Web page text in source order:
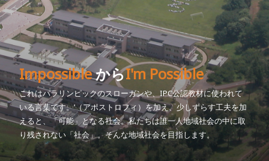
ImpossibleからI'm Possible
これはパラリンピックのスローガンや、IPC公認教材に使われて
いる言葉です。’（アポストロフィ）を加え、少しずらす工夫を加
えると、「可能」となる社会。私たちは誰一人地域社会の中に取
り残されない「社会」。そんな地域社会を目指します。